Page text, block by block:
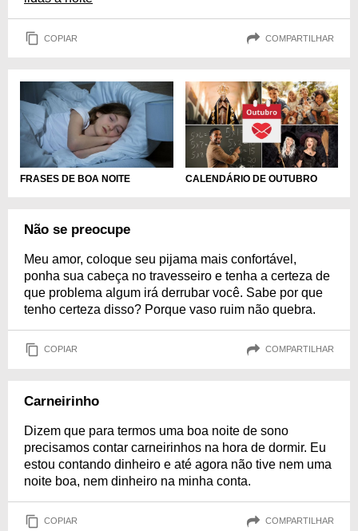
COPIAR COMPARTILHAR
FRASES DE BOA NOITE CALENDÁRIO DE OUTUBRO
Não se preocupe
Meu amor, coloque seu pijama mais confortável,
ponha sua cabeça no travesseiro e tenha a certeza de
que problema algum irá derrubar você. Sabe por que
tenho certeza disso? Porque vaso ruim não quebra.
COPIAR COMPARTILHAR
Carneirinho
Dizem que para termos uma boa noite de sono
precisamos contar carneirinhos na hora de dormir. Eu
estou contando dinheiro e até agora não tive nem uma
noite boa, nem dinheiro na minha conta.
COPIAR COMPARTILHAR